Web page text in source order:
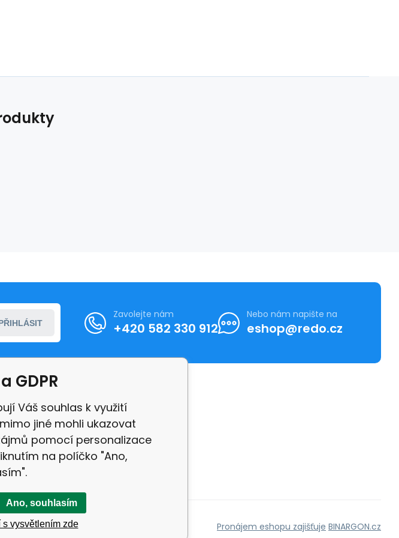
Zavolejte nám
+420 582 330 912
Nebo nám napište na
eshop@redo.cz
Pronájem eshopu zajišťuje BINARGON.cz
GDPR
Váš souhlas k využití
jiné mohli ukazovat
pomocí personalizace
na políčko "Ano,
Ano, souhlasím
vysvětlením zde